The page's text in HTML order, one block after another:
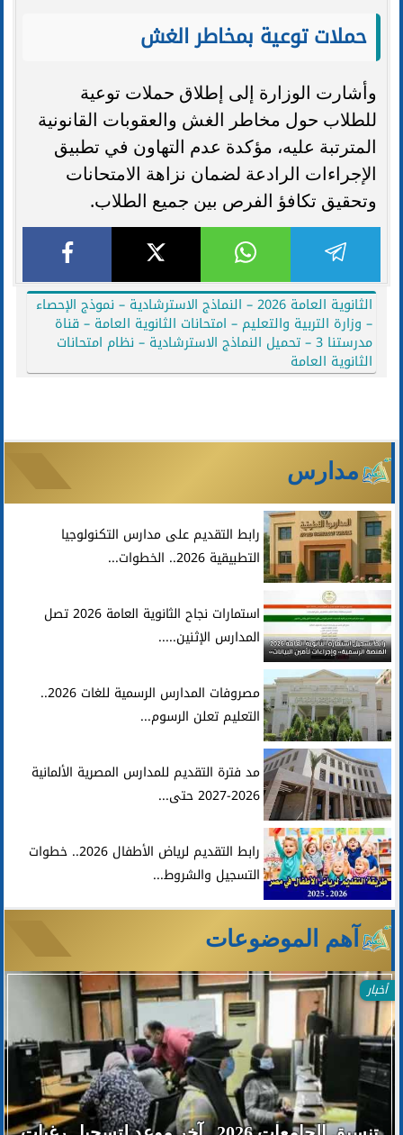
حملات توعية بمخاطر الغش
وأشارت الوزارة إلى إطلاق حملات توعية
للطلاب حول مخاطر الغش والعقوبات القانونية
المترتبة عليه، مؤكدة عدم التهاون في تطبيق
الإجراءات الرادعة لضمان نزاهة الامتحانات
وتحقيق تكافؤ الفرص بين جميع الطلاب.
الثانوية العامة 2026 – النماذج الاسترشادية – نموذج الإحصاء
– وزارة التربية والتعليم – امتحانات الثانوية العامة – قناة
مدرستنا 3 – تحميل النماذج الاسترشادية – نظام امتحانات
الثانوية العامة
مدارس
رابط التقديم على مدارس التكنولوجيا
التطبيقية 2026.. الخطوات...
استمارات نجاح الثانوية العامة 2026 تصل
المدارس الإثنين.....
مصروفات المدارس الرسمية للغات 2026..
التعليم تعلن الرسوم...
مد فترة التقديم للمدارس المصرية الألمانية
2026-2027 حتى...
رابط التقديم لرياض الأطفال 2026.. خطوات
التسجيل والشروط...
آهم الموضوعات
أخبار